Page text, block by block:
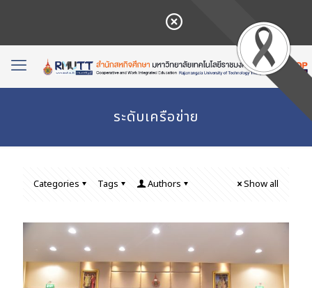
ระดับเครือข่าย
Categories Tags Authors Show all